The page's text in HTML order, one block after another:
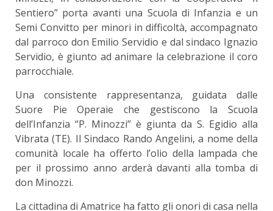
Sentiero” porta avanti una Scuola di Infanzia e un
Semi Convitto per minori in difficoltà, accompagnato
dal parroco don Emilio Servidio e dal sindaco Ignazio
Servidio, è giunto ad animare la celebrazione il coro
parrocchiale.
Una consistente rappresentanza, guidata dalle
Suore Pie Operaie che gestiscono la Scuola
dell’Infanzia “P. Minozzi” è giunta da S. Egidio alla
Vibrata (TE). Il Sindaco Rando Angelini, a nome della
comunità locale ha offerto l’olio della lampada che
per il prossimo anno arderà davanti alla tomba di
don Minozzi.
La cittadina di Amatrice ha fatto gli onori di casa nella